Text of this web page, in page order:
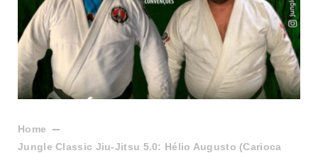
Home
Jungle Classic Jiu-Jitsu 5.0: Hélio Augusto (Carioca